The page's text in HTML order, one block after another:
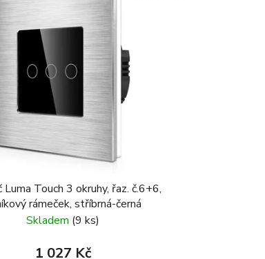
Luma Touch 3 okruhy, řaz. č.6+6,
rámeček, stříbrná-černá
Skladem (9 ks)
1 027 Kč